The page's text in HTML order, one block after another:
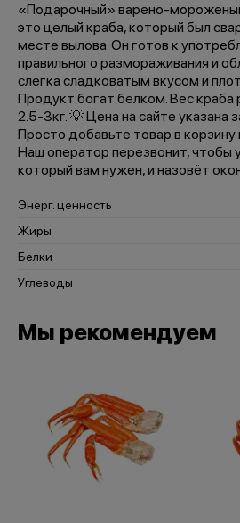
«Подарочный» варено-
это целый краба, который был
месте вылова. Он готов к
правильного размораживания и
слегка сладковатым вкусом и
Продукт богат белком. Вес краба
2.5-3кг. 💡 Цена на сайте указана
Просто добавьте товар в
Наш оператор перезвонит, чтобы
который вам нужен, и назовёт
Энерг. ценность
Жиры
Белки
Углеводы
Мы рекомендуем